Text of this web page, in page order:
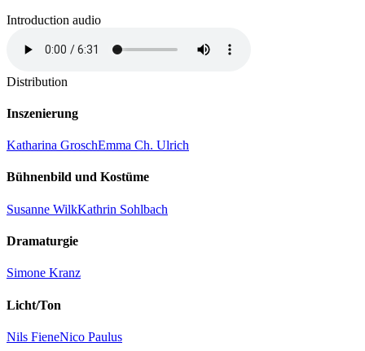
Introduction audio
Distribution
Inszenierung
Katharina GroschEmma Ch. Ulrich
Bühnenbild und Kostüme
Susanne WilkKathrin Sohlbach
Dramaturgie
Simone Kranz
Licht/Ton
Nils FieneNico Paulus